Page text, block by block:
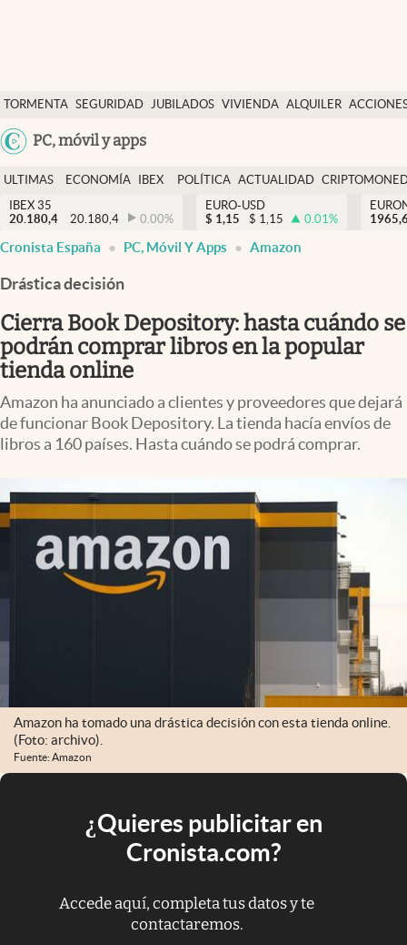
TORMENTA SEGURIDAD JUBILADOS VIVIENDA ALQUILER
USA
PC, móvil y apps
Economía y finanzas
Política
Actualidad
Criptomonedas
España
ULTIMAS
NOTICIAS
ECONOMÍA
FINANZAS
IBEX
EURO
POLÍTICA ACTUALIDAD
IBEX 35
20.180,4
20.180,4 0.00%
EURO-USD
$ 1,15 $ 1,15 0.01%
Cronista España PC, Móvil Y Apps Amazon
Drástica decisión
Cierra Book Depository: hasta cuándo se
podrán comprar libros en la popular
tienda online
Amazon ha anunciado a clientes y proveedores que dejará
de funcionar Book Depository. La tienda hacía envíos de
libros a 160 países. Hasta cuándo se podrá comprar.
Amazon ha tomado una drástica decisión con esta tienda online.
(Foto: archivo).
Fuente: Amazon
¿Quieres publicitar en
Cronista.com?
Accede aquí, completa tus datos y te
contactaremos.